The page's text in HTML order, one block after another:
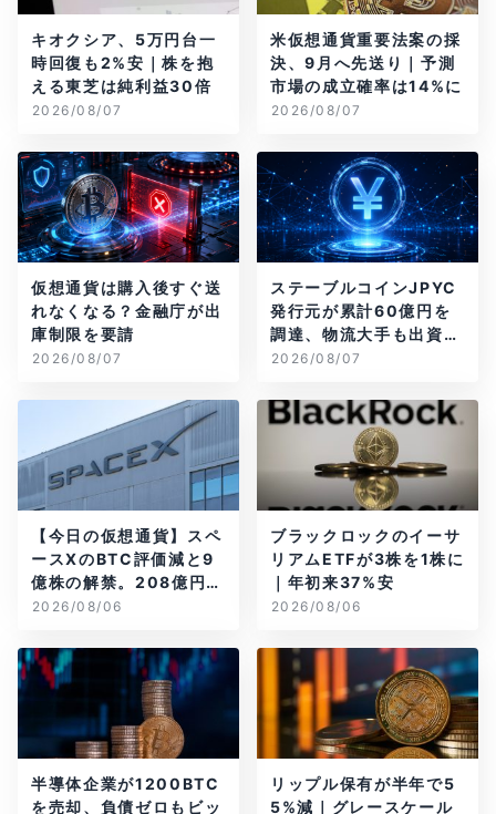
キオクシア、5万円台一
時回復も2%安｜株を抱
える東芝は純利益30倍
2026/08/07
米仮想通貨重要法案の採
決、9月へ先送り｜予測
市場の成立確率は14%に
2026/08/07
仮想通貨は購入後すぐ送
れなくなる？金融庁が出
庫制限を要請
2026/08/07
ステーブルコインJPYC
発行元が累計60億円を
調達、物流大手も出資参
画
2026/08/07
【今日の仮想通貨】スペ
ースXのBTC評価減と9
億株の解禁。208億円相
当のBTCが盗難
2026/08/06
ブラックロックのイーサ
リアムETFが3株を1株に
｜年初来37%安
2026/08/06
半導体企業が1200BTC
を売却、負債ゼロもビッ
リップル保有が半年で5
5%減｜グレースケール